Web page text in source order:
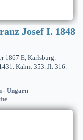
Josef I. 1848
1867 E, Karlsburg.
Kahnt 353. Jl. 316.
- Ungarn